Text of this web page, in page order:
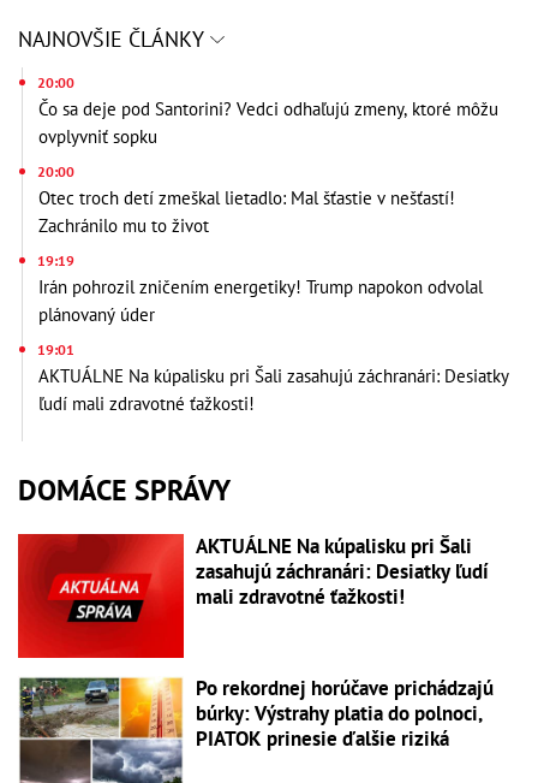
NAJNOVŠIE ČLÁNKY
20:00
Čo sa deje pod Santorini? Vedci odhaľujú zmeny, ktoré môžu
ovplyvniť sopku
20:00
Otec troch detí zmeškal lietadlo: Mal šťastie v nešťastí!
Zachránilo mu to život
19:19
Irán pohrozil zničením energetiky! Trump napokon odvolal
plánovaný úder
19:01
AKTUÁLNE Na kúpalisku pri Šali zasahujú záchranári: Desiatky
ľudí mali zdravotné ťažkosti!
DOMÁCE SPRÁVY
AKTUÁLNE Na kúpalisku pri Šali
zasahujú záchranári: Desiatky ľudí
mali zdravotné ťažkosti!
Po rekordnej horúčave prichádzajú
búrky: Výstrahy platia do polnoci,
PIATOK prinesie ďalšie riziká